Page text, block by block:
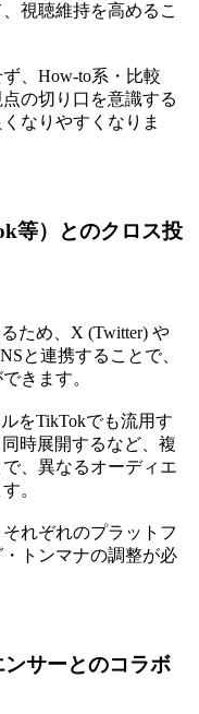
、視聴維持を高めるこ
、How-to系・比較
の切り口を意識する
なりやすくなりま
等）とのクロス投
ため、X (Twitter) や
と連携することで、
きます。
をTikTokでも流用す
時展開するなど、複
、異なるオーディエ
。
れぞれのプラットフ
トンマナの調整が必
サーとのコラボ